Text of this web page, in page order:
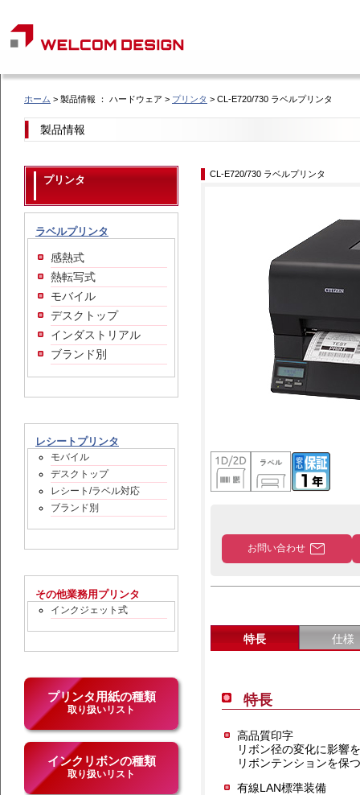
ホーム > 製品情報 ： ハードウェア > プリンタ > CL-E720/730 ラベルプリンタ
製品情報
CL-E720/730 ラベルプリンタ
お問い合わせ mail
特長 仕様
特長
高品質印字
リボン径の変化に影響
リボンテンションを保
有線LAN標準装備
プリンタ
ラベルプリンタ
感熱式
熱転写式
モバイル
デスクトップ
インダストリアル
ブランド別
レシートプリンタ
モバイル
デスクトップ
レシート/ラベル対応
ブランド別
その他業務用プリンタ
インクジェット式
プリンタ用紙の種類
取り扱いリスト
インクリボンの種類
取り扱いリスト